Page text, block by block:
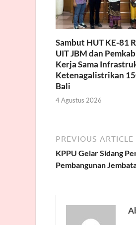
Sambut HUT KE-81
UIT JBM dan
Kerja Sama
Ketenagalistrikan
Bali
4 Agustus 2026
PREVIOUS ARTICLE
KPPU Gelar Sidang
Pembangunan